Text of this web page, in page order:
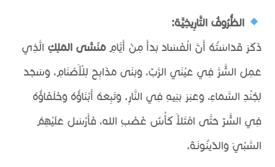
الظُّرُوفُ التَّارِيخِيَّة:
ذَكَرَ قَدَاسَتُهُ أَنَّ الْفَسَادَ بَدَأَ مِنْ أَيَّامِمَنَسَّى المَلِكِ الَّذِي
عَمِلَ الشَّرَّ فِي عَيْنَيِ الرَّبِّ، وَبَنَى مَذَابِحَ لِلْأَصْنَامِ، وَسَجَدَ
لِجُنْدِ السَّمَاءِ، وَعَبَرَ بَنِيهِ فِي النَّارِ. وَتَبِعَهُ أَبْنَاؤُهُ وَخَلَفَاؤُهُ
فِي الشَّرِّ حَتَّى امْتَلأَ كَأْسُ غَضَبِ الله، فَأَرْسَلَ عَلَيْهِمُ
السَّبْيَ وَالدِّينُونَةَ.